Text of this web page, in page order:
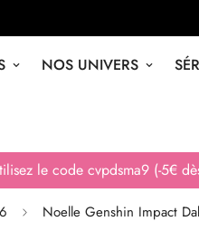
NOS UNIVERS
le code cvpdsma9 (-5€
Noelle Genshin Impact